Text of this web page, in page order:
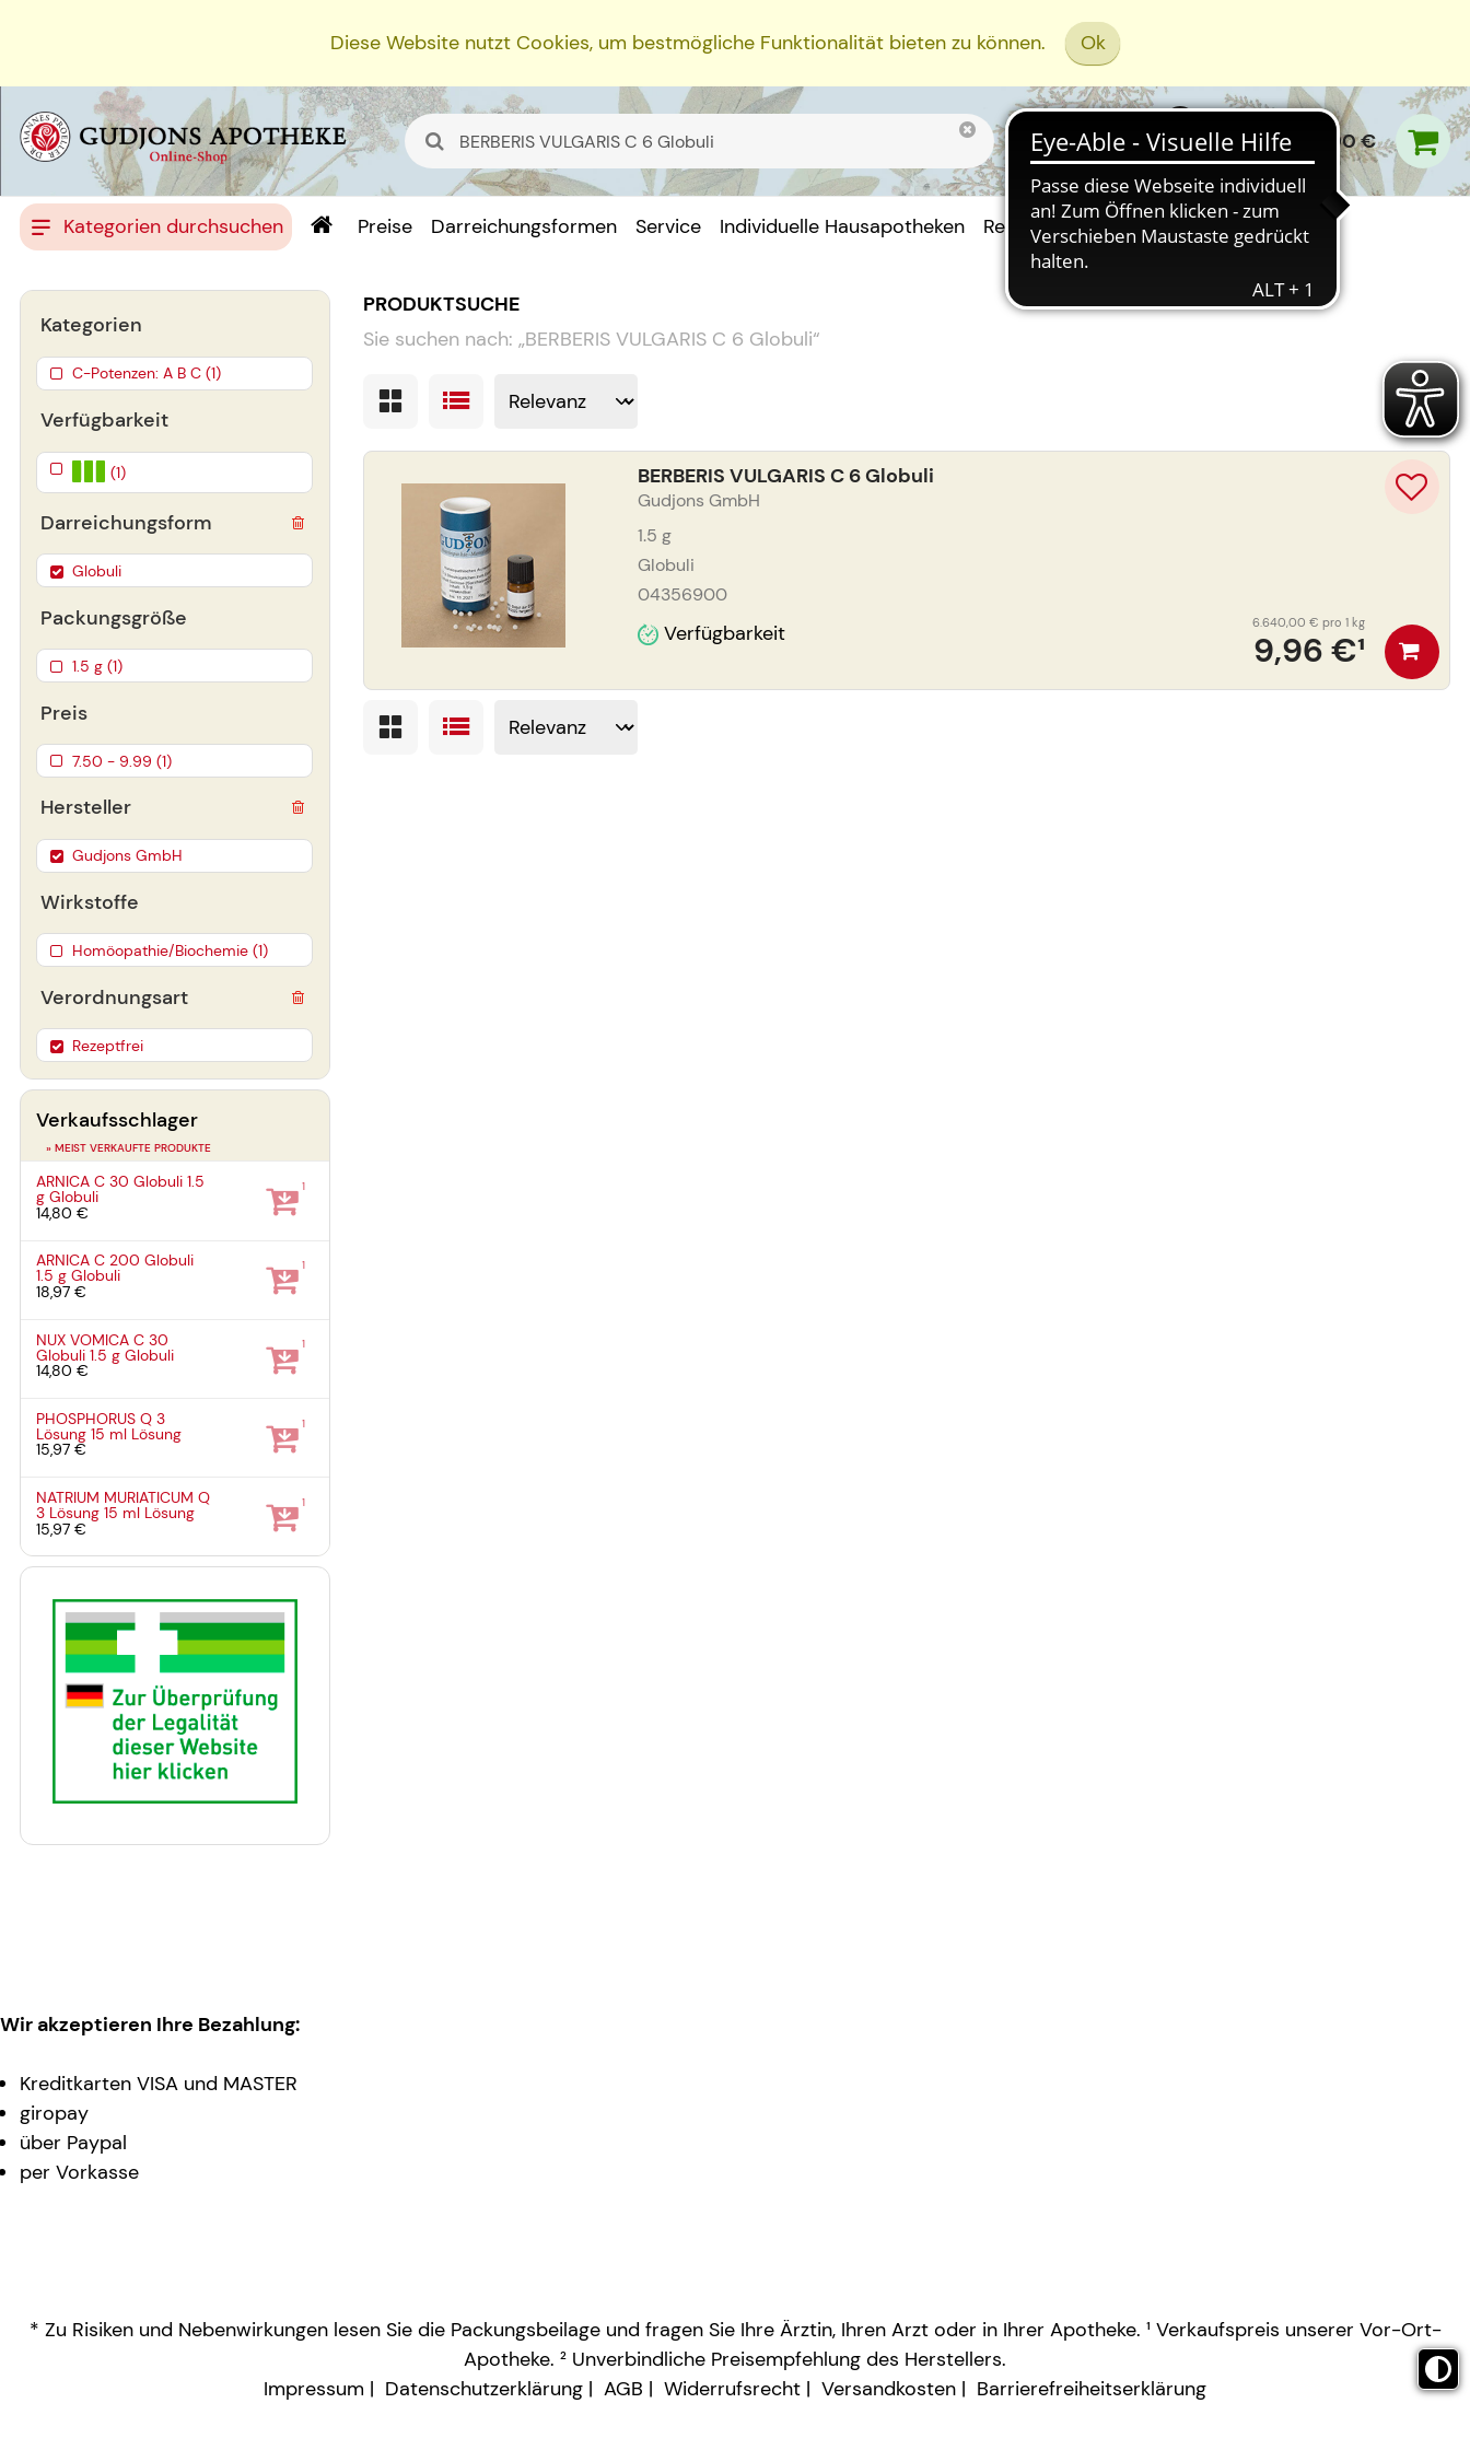
Diese Website nutzt Cookies, um bestmögliche Funktionalität bieten zu können. Ok
0,00 €
Kategorien durchsuchen Preise Darreichungsformen Service Individuelle Hausapotheken Rezept Einreichen
PRODUKTSUCHE
Sie suchen nach: „BERBERIS VULGARIS C 6 Globuli“
BERBERIS VULGARIS C 6 Globuli
Gudjons GmbH
1.5 g
Globuli
04356900
Verfügbarkeit 9,96 €¹
6.640,00 € pro 1 kg
Verfügbarkeit
(1)
Darreichungsform
Globuli
Packungsgröße
1.5 g (1)
Preis
7.50 - 9.99 (1)
Hersteller
Gudjons GmbH
Wirkstoffe
Homöopathie/Biochemie (1)
Kategorien
C-Potenzen: A B C (1)
Verordnungsart
Rezeptfrei
Verkaufsschlager
» MEIST VERKAUFTE PRODUKTE
ARNICA C 30 Globuli1.5
gGlobuli
14,80 €
1
ARNICA C 200 Globuli
1.5 gGlobuli
18,97 €
1
NUX VOMICA C 30
Globuli1.5 gGlobuli
14,80 €
1
PHOSPHORUS Q 3
Lösung15 ml Lösung
15,97 €
1
NATRIUM MURIATICUM Q
3 Lösung15 ml Lösung
15,97 €
1
Wir akzeptieren Ihre Bezahlung:
Kreditkarten VISA und MASTER
giropay
über Paypal
per Vorkasse
* Zu Risiken und Nebenwirkungen lesen Sie die Packungsbeilage und fragen Sie Ihre Ärztin, Ihren Arzt oder in Ihrer Apotheke. ¹ Verkaufspreis unserer Vor-Ort-
Apotheke. ² Unverbindliche Preisempfehlung des Herstellers.
Impressum
Datenschutzerklärung AGB Widerrufsrecht Versandkosten Barrierefreiheitserklärung